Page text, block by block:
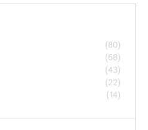
(80)
(68)
(43)
(22)
(14)